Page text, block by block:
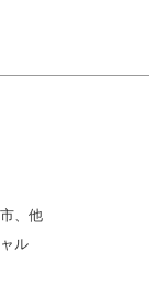
、他
ル